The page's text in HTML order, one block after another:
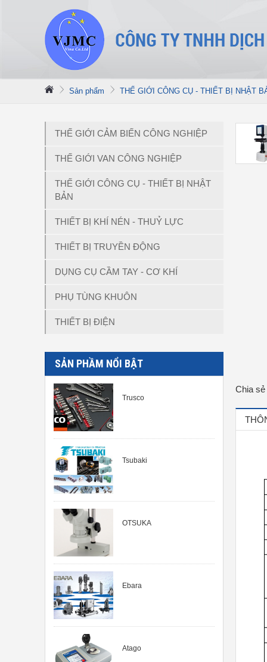
Sản phẩm THẾ GIỚI CÔNG CỤ - THIẾT BỊ NHẬT
THẾ GIỚI CẢM BIẾN CÔNG NGHIỆP
THẾ GIỚI VAN CÔNG NGHIỆP
THẾ GIỚI CÔNG CỤ - THIẾT BỊ NHẬT
BẢN
THIẾT BỊ KHÍ NÉN - THUỶ LỰC
THIẾT BỊ TRUYỀN ĐỘNG
DỤNG CỤ CẦM TAY - CƠ KHÍ
PHỤ TÙNG KHUÔN
THIẾT BỊ ĐIỆN
SẢN PHẦM NỔI BẬT
Trusco
Tsubaki
OTSUKA
Ebara
Atago
Chia